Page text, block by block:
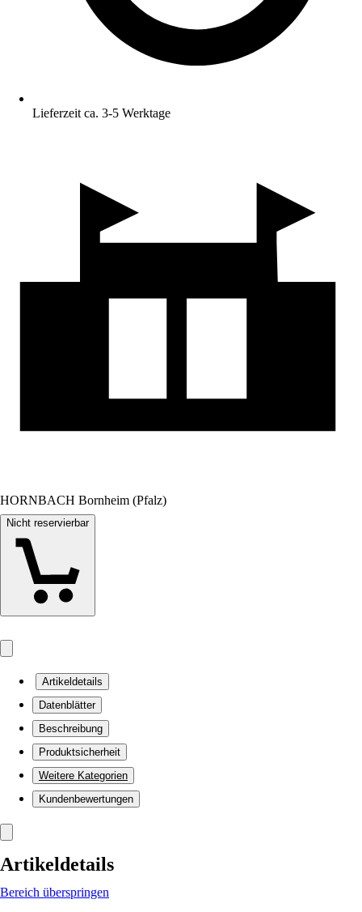
Lieferzeit ca. 3-5 Werktage
HORNBACH Bornheim (Pfalz)
Nicht reservierbar
Artikeldetails
Datenblätter
Beschreibung
Produktsicherheit
Weitere Kategorien
Kundenbewertungen
Artikeldetails
Bereich überspringen